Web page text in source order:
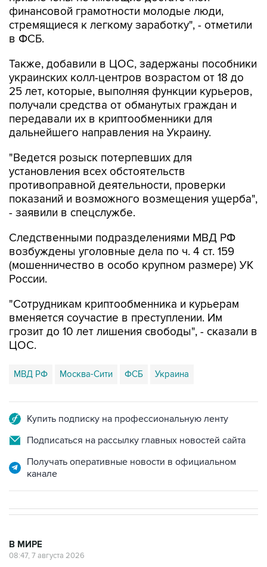
финансовой грамотности молодые люди,
стремящиеся к легкому заработку", - отметили
в ФСБ.
Также, добавили в ЦОС, задержаны пособники
украинских колл-центров возрастом от 18 до
25 лет, которые, выполняя функции курьеров,
получали средства от обманутых граждан и
передавали их в криптообменники для
дальнейшего направления на Украину.
"Ведется розыск потерпевших для
установления всех обстоятельств
противоправной деятельности, проверки
показаний и возможного возмещения ущерба",
- заявили в спецслужбе.
Следственными подразделениями МВД РФ
возбуждены уголовные дела по ч. 4 ст. 159
(мошенничество в особо крупном размере) УК
России.
"Сотрудникам криптообменника и курьерам
вменяется соучастие в преступлении. Им
грозит до 10 лет лишения свободы", - сказали в
ЦОС.
МВД РФ Москва-Сити ФСБ Украина
Купить подписку на профессиональную ленту
Подписаться на рассылку главных новостей сайта
Получать оперативные новости в официальном
канале
В МИРЕ
08:47, 7 августа 2026